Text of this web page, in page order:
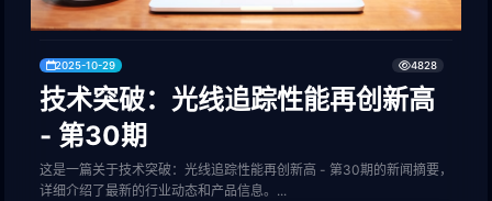
2025-10-29 4828
技术突破：光线追踪性能再创新高
- 第30期
这是一篇关于技术突破：光线追踪性能再创新高 - 第30期的新闻摘要，
详细介绍了最新的行业动态和产品信息。...